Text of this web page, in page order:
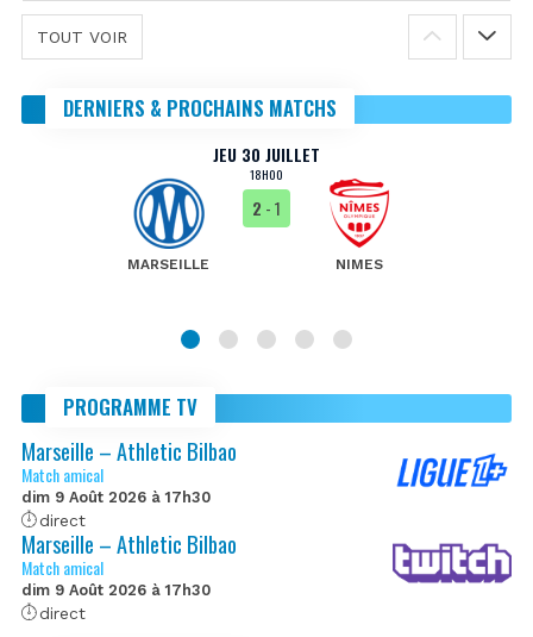
TOUT VOIR
DERNIERS & PROCHAINS MATCHS
JEU 30 JUILLET
18H00
MARSEILLE
2 - 1
NIMES
PROGRAMME TV
Marseille – Athletic Bilbao
Match amical
dim 9 Août 2026 à 17h30
direct
Marseille – Athletic Bilbao
Match amical
dim 9 Août 2026 à 17h30
direct